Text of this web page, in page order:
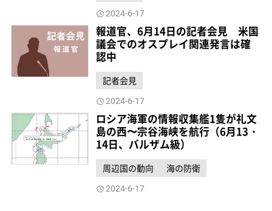
2024-6-17
報道官、6月14日の記者会見 米国
議会でのオスプレイ関連発言は確
認中
記者会見
2024-6-17
ロシア海軍の情報収集艦1隻が礼文
島の西〜宗谷海峡を航行（6月13・
14日、バルザム級）
周辺国の動向 海の防衛
2024-6-17